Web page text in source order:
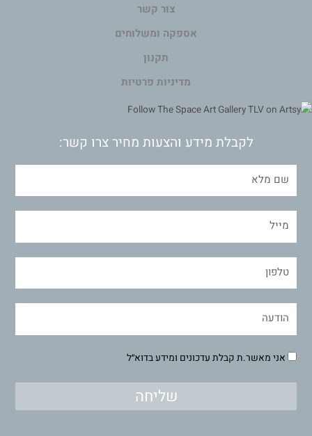
צור קשר
אספקה ומשלוחים
תקנון
מדיניות פרטיות
לקבלת מידע והצעות מחיר צרו קשר:
אני מאשר.ת קבלת עדכונים ומידע בדוא״ל
שליחה